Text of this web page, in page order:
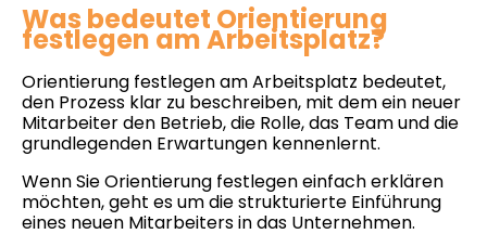
Was bedeutet Orientierung
festlegen am Arbeitsplatz?
Orientierung festlegen am Arbeitsplatz bedeutet,
den Prozess klar zu beschreiben, mit dem ein neuer
Mitarbeiter den Betrieb, die Rolle, das Team und die
grundlegenden Erwartungen kennenlernt.
Wenn Sie Orientierung festlegen einfach erklären
möchten, geht es um die strukturierte Einführung
eines neuen Mitarbeiters in das Unternehmen.